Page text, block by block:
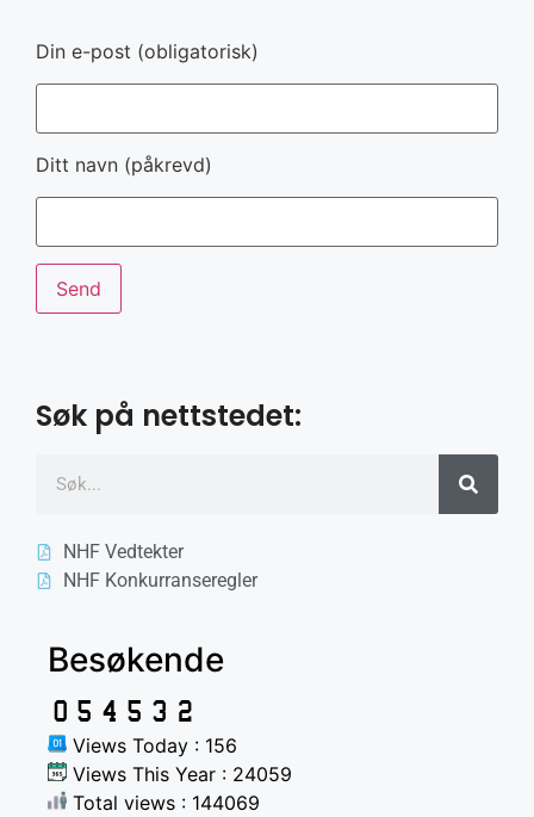
Din e-post (obligatorisk)
Ditt navn (påkrevd)
Søk på nettstedet:
NHF Vedtekter
NHF Konkurranseregler
Besøkende
Views Today : 156
Views This Year : 24059
Total views : 144069